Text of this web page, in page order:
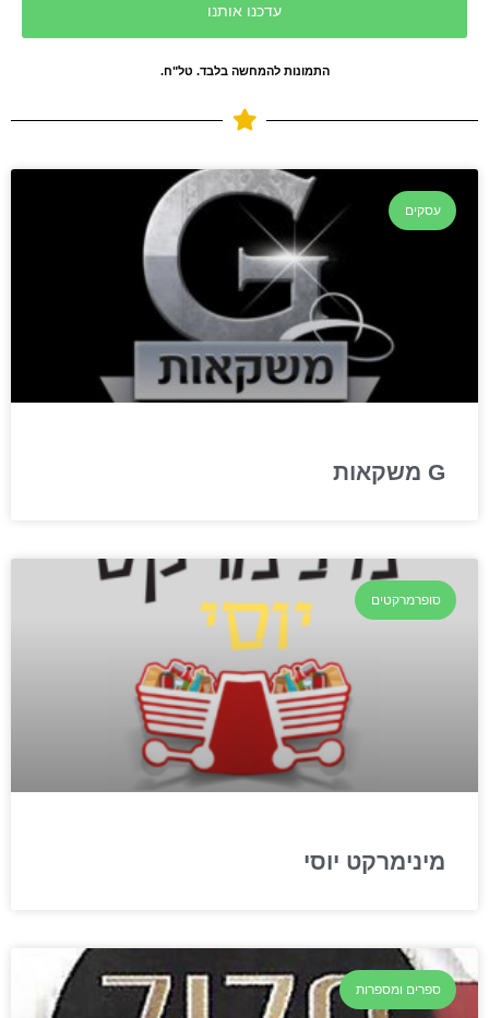
עדכנו אותנו
התמונות להמחשה בלבד. טל"ח.
עסקים
G משקאות
סופרמרקטים
מינימרקט יוסי
ספרים ומספרות